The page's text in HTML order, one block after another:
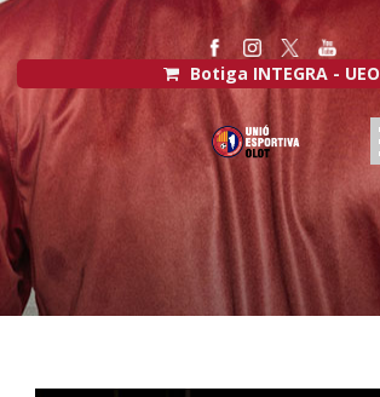
Botiga INTEGRA - UEO